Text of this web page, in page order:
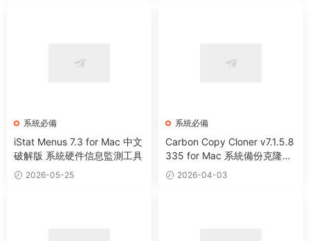
系統必備
iStat Menus 7.3 for Mac 中文
破解版 系統硬件信息監測工具
2026-05-25
系統必備
Carbon Copy Cloner v7.1.5.8
335 for Mac 系統備份克隆遷
移工具
2026-04-03